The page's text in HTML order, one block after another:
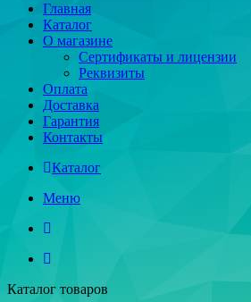
Главная
Каталог
О магазине
Сертификаты и лицензии
Реквизиты
Оплата
Доставка
Гарантия
Контакты
Каталог
Меню
Каталог товаров